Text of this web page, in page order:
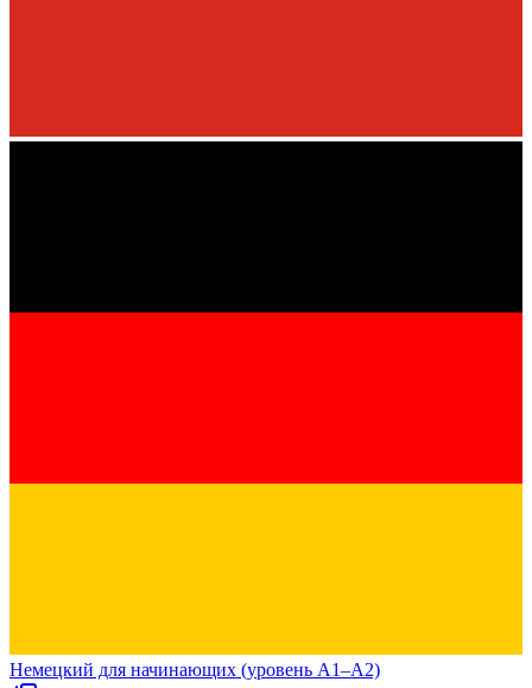
Немецкий для начинающих (уровень A1–A2)